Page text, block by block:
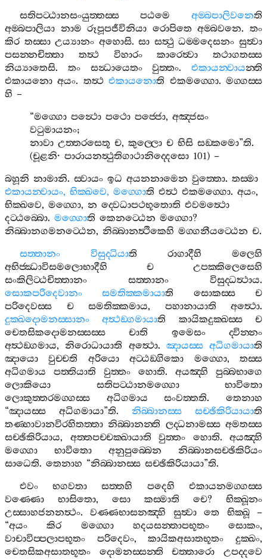
සතිපට‍්ඨානසංයුත‍්තස‍්ස පඨමෙ අම‍්බපාලිවනෙති
අම‍්බපාලියා නාම රූපූපජීවිනියා රොපිතෙ අම‍්බවනෙ.තං
කිර තස‍්සා උය්‍යානං අහොසි.සා සත්‍ථු ධම‍්මදෙසනං සුත්‍වා
පසන‍්නචිත‍්තා
තත්‍ථ විහාරං කාරෙත්‍වා
තථාගතස‍්ස
නිය්‍යාතෙසි. තං සන්‍ධායෙතං වුත‍්තං. එකායන‍්වායන‍්ති
එකායනො අයං. තත්‍ථ එකායනොති එකමග‍්ගො.මග‍්ගස‍්ස
හි –
“මග‍්ගො පන්‍ථො පථො පජ‍්ජො,අඤ‍්ජසං
වටුමායනං;
නාවා උත‍්තරසෙතූ ච,කුල‍්ලො ච භිසි සඞ‍්කමො”ති.
(චූළනි·පාරායනත්‍ථුතිගාථානිද‍්දෙසො 101) –
බහූනි නාමානි. ස‍්වායං ඉධ අයනනාමෙන වුත‍්තො. තස‍්මා
එකායන‍්වායං, භික‍්ඛවෙ, මග‍්ගොති එත්‍ථ එකමග‍්ගො. අයං,
භික‍්ඛවෙ, මග‍්ගො, න ද‍්වෙධාපථභූතොති එවමත්‍ථො
දට‍්ඨබ‍්බො. මග‍්ගොති කෙනට‍්ඨෙන මග‍්ගො?
නිබ‍්බානගමනට‍්ඨෙන, නිබ‍්බානත්‍ථිකෙහි මග‍්ගනීයට‍්ඨෙන ච.
සත‍්තානං
විසුද‍්ධියාති රාගාදීහි
මලෙහි
අභිජ‍්ඣාවිසමලොභාදීහි
ච
උපක‍්කිලෙසෙහි
සංකිලිට‍්ඨචිත‍්තානං
සත‍්තානං විසුද‍්ධත්‍ථාය.
සොකපරිදෙවානං
සමතික‍්කමායාති සොකස‍්ස
ච
පරිදෙවස‍්ස
ච සමතික‍්කමාය, පහානායාති අත්‍ථො.
දුක‍්ඛදොමනස‍්සානං
අත්‍ථඞ‍්ගමායාති කායිකදුක‍්ඛස‍්ස
ච
චෙතසිකදොමනස‍්සස‍්ස
චාති ඉමෙසං
ද‍්වින‍්නං
අත්‍ථඞ‍්ගමාය,නිරොධායාති අත්‍ථො. ඤායස‍්ස අධිගමායාති
ඤායො
වුච‍්චති අරියො අට‍්ඨඞ‍්ගිකො මග‍්ගො,තස‍්ස
අධිගමාය
පත‍්තියාති වුත‍්තං හොති. අයඤ‍්හි
පුබ‍්බභාගෙ
ලොකියො
සතිපට‍්ඨානමග‍්ගො
භාවිතො
ලොකුත‍්තරමග‍්ගස‍්ස
අධිගමාය සංවත‍්තති.තෙනාහ
“ඤායස‍්ස අධිගමායා”ති. නිබ‍්බානස‍්ස සච‍්ඡිකිරියායාති
තණ‍්හාවානවිරහිතත‍්තා නිබ‍්බානන‍්ති ලද‍්ධනාමස‍්ස අමතස‍්ස
සච‍්ඡිකිරියාය, අත‍්තපච‍්චක‍්ඛායාති වුත‍්තං හොති. අයඤ‍්හි
මග‍්ගො
භාවිතො අනුපුබ‍්බෙන
නිබ‍්බානසච‍්ඡිකිරියං
සාධෙති. තෙනාහ “නිබ‍්බානස‍්ස සච‍්ඡිකිරියායා”ති.
එවං
භගවතා සත‍්තහි පදෙහි
එකායනමග‍්ගස‍්ස
වණ‍්ණො
භාසිතො, සො කස‍්මාති චෙ? භික‍්ඛූනං
උස‍්සාහජනනත්‍ථං.වණ‍්ණභාසනඤ‍්හි සුත්‍වා තෙ භික‍්ඛූ–
“අයං කිර මග‍්ගො හදයසන‍්තාපභූතං සොකං,
වාචාවිප‍්පලාපභූතං
පරිදෙවං,කායිකඅසාතභූතං දුක‍්ඛං,
චෙතසිකඅසාතභූතං
දොමනස‍්සන‍්ති චත‍්තාරො
උපද‍්දවෙ